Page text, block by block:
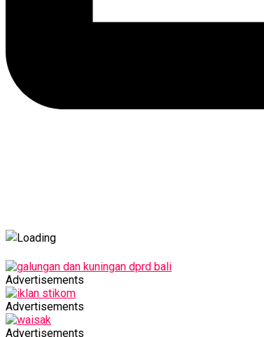
Advertisements
Advertisements
Advertisements